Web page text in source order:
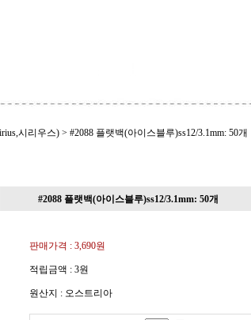
시리우스) > #2088 플랫백(아이스블루)ss12/3.1mm: 50개
#2088 플랫백(아이스블루)ss12/3.1mm: 50개
판매가격 : 3,690원
적립금액 : 3원
원산지 : 오스트리아